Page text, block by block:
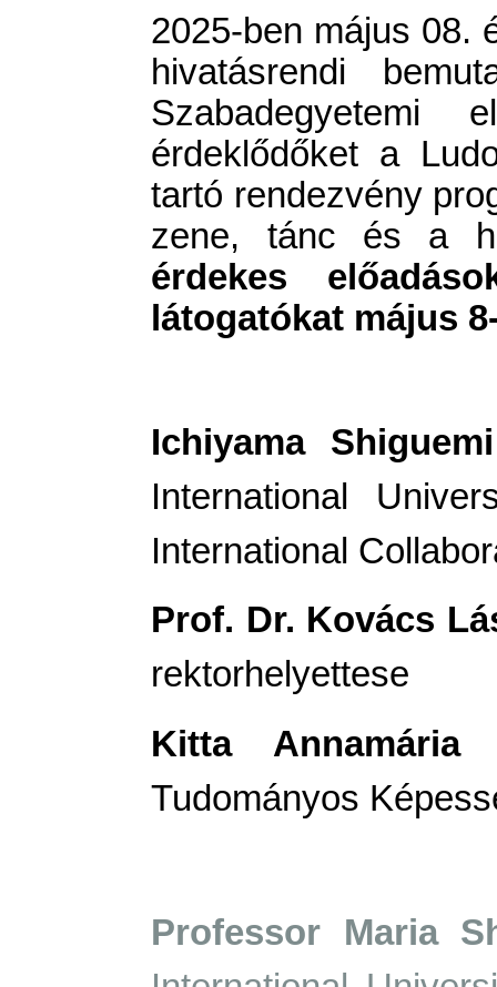
2025-ben május 08.
hivatásrendi
érdeklődőket a
tartó rendezvény
zene, tánc és a
érdekes
látogatókat május
Ichiyama
International
International
Prof. Dr. Kovács
rektorhelyettese
Kitta Annamária-
Tudományos
Professor Maria